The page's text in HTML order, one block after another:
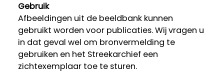
Gebruik
Afbeeldingen uit de beeldbank kunnen
gebruikt worden voor publicaties. Wij vragen u
in dat geval wel om bronvermelding te
gebruiken en het Streekarchief een
zichtexemplaar toe te sturen.